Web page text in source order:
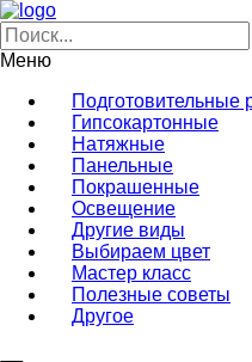
Меню
Подготовительные
Гипсокартонные
Натяжные
Панельные
Покрашенные
Освещение
Другие виды
Выбираем цвет
Мастер класс
Полезные советы
Другое